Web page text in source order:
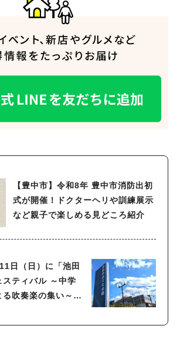
【豊中市】令和8年 豊中市消防出初
式が開催！ドクターヘリや訓練展示
など親子で楽しめる見どころ紹介
日（日）に「池田
スティバル ～中学
吹奏楽の集い～」
人気のキーワード
ふれあう#ランチ#カフェ#まとめ
記事#大阪学院大 商品開発プロジェクト